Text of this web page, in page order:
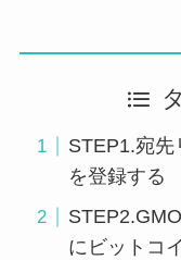
STEP1.宛先
を登録する
にビットコ